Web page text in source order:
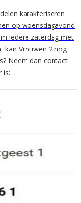
karakteriseren
op woensdagavond
iedere zaterdag met
kan Vrouwen 2 nog
Neem dan contact
is:…